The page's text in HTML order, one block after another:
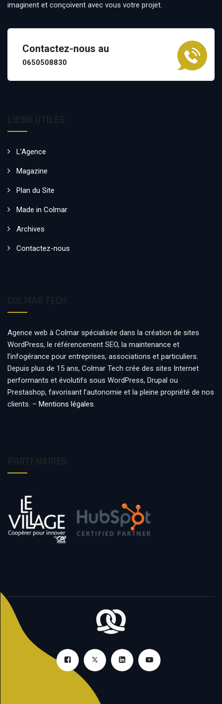
imaginent et conçoivent avec vous votre projet.
Contactez-nous au
0650508830
L’Agence
Magazine
Plan du Site
Made in Colmar
Archives
Contactez-nous
Agence web à Colmar spécialisée dans la création de sites
WordPress, le référencement SEO, la maintenance et
l’infogérance pour entreprises, associations et particuliers.
Depuis plus de 15 ans, Colmar Tech crée des sites Internet
performants et évolutifs sous WordPress, Drupal ou
Prestashop, favorisant l’autonomie et la pleine propriété de nos
clients. – Mentions légales.